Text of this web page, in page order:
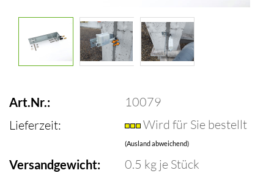
Art.Nr.:
10079
Lieferzeit:
Wird für Sie bestellt
(Ausland abweichend)
Versandgewicht: 0.5 kg je Stück